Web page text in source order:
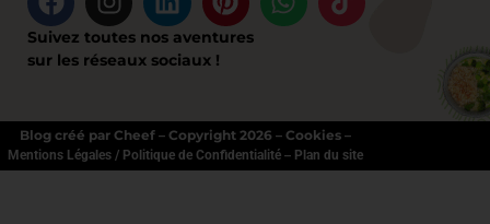
Suivez toutes nos aventures
sur les réseaux sociaux !
Blog créé par Cheef – Copyright 2026 – Cookies –
Mentions Légales / Politique de Confidentialité– Plan du site